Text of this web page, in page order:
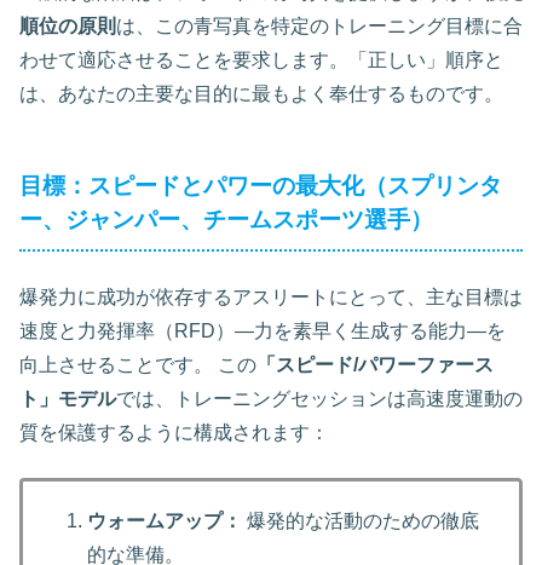
順位の原則 は、この青写真を特定のトレーニング目標に合
わせて適応させることを要求します。「正しい」順序と
は、あなたの主要な目的に最もよく奉仕するものです。
目標：スピードとパワーの最大化（スプリンタ
ー、ジャンパー、チームスポーツ選手）
爆発力に成功が依存するアスリートにとって、主な目標は
速度と力発揮率（RFD）—力を素早く生成する能力—を
向上させることです。 この 「スピード/パワーファース
ト」モデルでは、トレーニングセッションは高速度運動の
質を保護するように構成されます：
ウォームアップ： 爆発的な活動のための徹底
的な準備。